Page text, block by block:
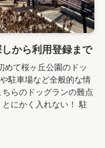
から利用登録まで
めて桜ヶ丘公園のドッ
駐車場など全般的な情
らのドッグランの難点
にかく入れない！ 駐